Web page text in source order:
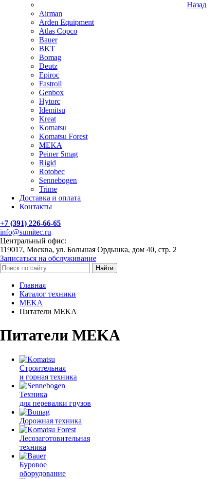
Назад
Airman
Arden Equipment
Atlas Сopco
Bauer
BKT
Bomag
Deutz
Epiroc
Fastroil
Genbox
Hytorc
Idemitsu
Kreat
Komatsu
Komatsu Forest
MEKA
Peiner Smag
Rigid
Rotobec
Sennebogen
Trime
Доставка и оплата
Контакты
+7 (391) 226-66-65
info@sumitec.ru
Центральный офис:
119017, Москва, ул. Большая Ордынка, дом 40, стр. 2
Записаться на обслуживание
Найти
Главная
Каталог техники
MEKA
Питатели MEKA
Питатели MEKA
Строительная
и горная техника
Техника
для перевалки грузов
Дорожная техника
Лесозаготовительная
техника
Буровое
оборудование